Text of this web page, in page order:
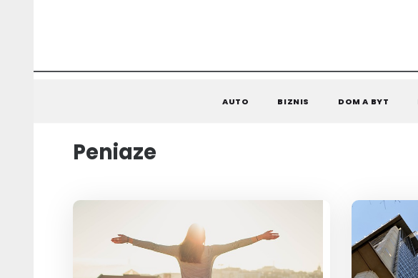
AUTO BIZNIS DOM A BYT
Peniaze